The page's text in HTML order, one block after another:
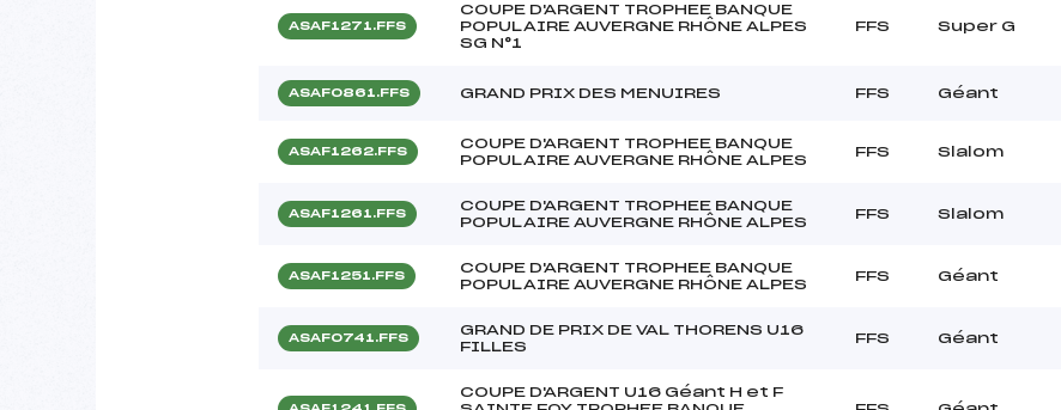
ASAF1271.FFS
COUPE D'ARGENT TROPHEE BANQUE
POPULAIRE AUVERGNE RHÔNE ALPES
SG N°1
FFS Super G
ASAF0861.FFS GRAND PRIX DES MENUIRES FFS Géant
ASAF1262.FFS
COUPE D'ARGENT TROPHEE BANQUE
POPULAIRE AUVERGNE RHÔNE ALPES
FFS Slalom
ASAF1261.FFS
COUPE D'ARGENT TROPHEE BANQUE
POPULAIRE AUVERGNE RHÔNE ALPES
FFS Slalom
ASAF1251.FFS
COUPE D'ARGENT TROPHEE BANQUE
POPULAIRE AUVERGNE RHÔNE ALPES
FFS Géant
ASAF0741.FFS
GRAND DE PRIX DE VAL THORENS U16
FILLES
FFS Géant
COUPE D'ARGENT U16 Géant H et F